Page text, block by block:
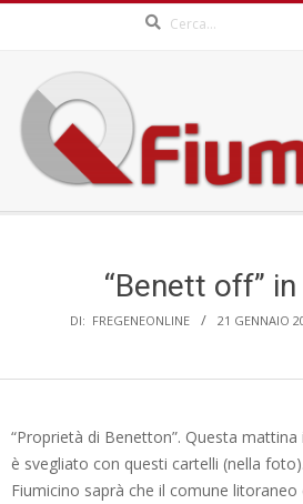
content
“Benett off”
DI: FREGENEONLINE 21 GENNAIO
“Proprietà di Benetton”. Questa
è svegliato con questi cartelli (nella
Fiumicino saprà che il comune